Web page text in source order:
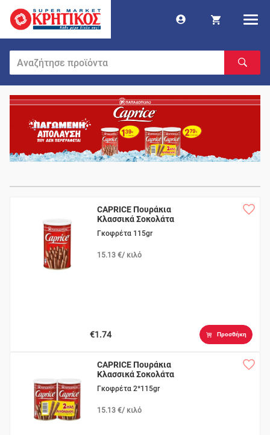
CAPRICE Πουράκια
Κλασσικά Σοκολάτα
Γκοφρέτα 115gr
15.13 €/ κιλό
€1.74 Προσθήκη
CAPRICE Πουράκια
Κλασσικά Σοκολάτα
Γκοφρέτα 2*115gr
15.13 €/ κιλό